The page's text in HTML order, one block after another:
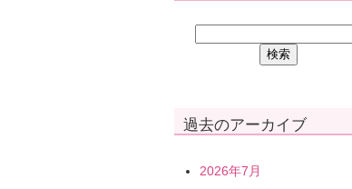
過去のアーカイブ
2026年7月